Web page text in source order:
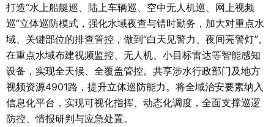
打造“水上船艇巡、陆上车辆巡、空中无人机巡、网上视频
巡”立体巡防模式，强化水域夜查与错时勤务，加大对重点水
域、关键部位的排查管控，做到“白天见警力、夜间亮警灯”。
在重点水域布建视频监控、无人机、小目标雷达等智能感知
设备，实现全天候、全覆盖管控。共享涉水行政部门及地方
视频资源4901路，提升立体巡防能力。将全域治安要素纳入
信息化平台，实现可视化指挥、动态化调度，全面支撑巡逻
防控、情报研判与应急处置。